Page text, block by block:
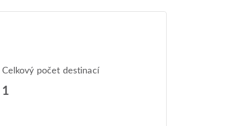
Celkový počet destinací
1